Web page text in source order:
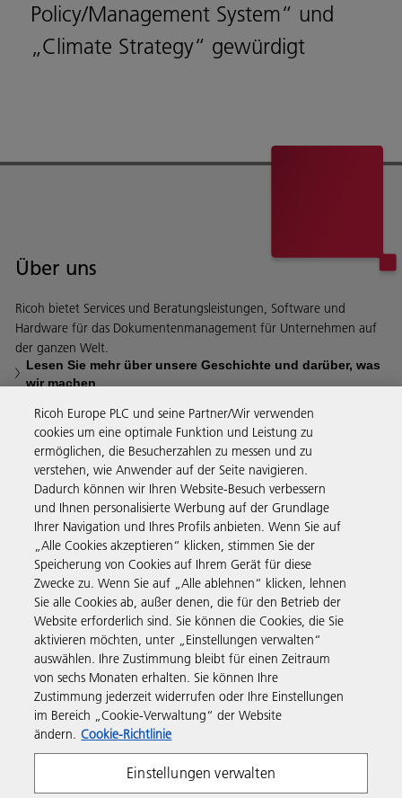
Policy/Management System“ und
„Climate Strategy“ gewürdigt
Über uns
Ricoh bietet Services und Beratungsleistungen, Software und
Hardware für das Dokumentenmanagement für Unternehmen auf
der ganzen Welt.
Lesen Sie mehr über unsere Geschichte und darüber, was
wir machen
Business Solutions
Produkte & Services
Support & Kontakt
Weiterführende Informationen
Folgen Sie uns
Ricoh Europe PLC und seine Partner/Wir verwenden
cookies um eine optimale Funktion und Leistung zu
ermöglichen, die Besucherzahlen zu messen und zu
verstehen, wie Anwender auf der Seite navigieren.
Dadurch können wir Ihren Website-Besuch verbessern
und Ihnen personalisierte Werbung auf der Grundlage
Ihrer Navigation und Ihres Profils anbieten. Wenn Sie auf
„Alle Cookies akzeptieren“ klicken, stimmen Sie der
Speicherung von Cookies auf Ihrem Gerät für diese
Zwecke zu. Wenn Sie auf „Alle ablehnen“ klicken, lehnen
Sie alle Cookies ab, außer denen, die für den Betrieb der
Website erforderlich sind. Sie können die Cookies, die Sie
aktivieren möchten, unter „Einstellungen verwalten“
auswählen. Ihre Zustimmung bleibt für einen Zeitraum
von sechs Monaten erhalten. Sie können Ihre
Zustimmung jederzeit widerrufen oder Ihre Einstellungen
im Bereich „Cookie-Verwaltung“ der Website
ändern. Cookie-Richtlinie
Einstellungen verwalten